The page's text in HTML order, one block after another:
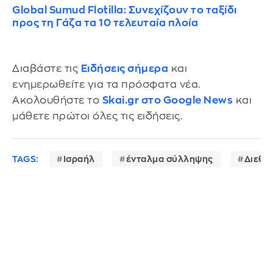
Global Sumud Flotilla: Συνεχίζουν το ταξίδι
προς τη Γάζα τα 10 τελευταία πλοία
Διαβάστε τις Ειδήσεις σήμερα και
ενημερωθείτε για τα πρόσφατα νέα.
Ακολουθήστε το Skai.gr στο Google News και
μάθετε πρώτοι όλες τις ειδήσεις.
TAGS: Ισραήλ ένταλμα σύλληψης